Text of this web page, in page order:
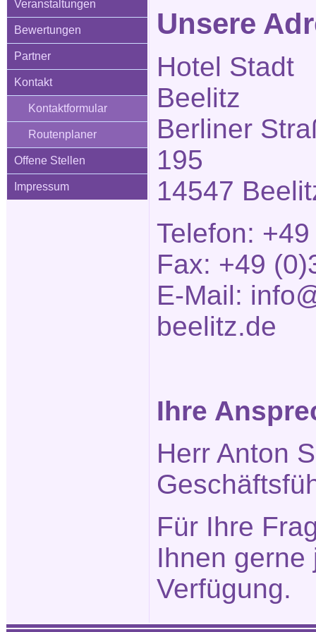
Veranstaltungen
Bewertungen
Partner
Kontakt
Kontaktformular
Routenplaner
Offene Stellen
Impressum
Unsere
Hotel Stadt
Beelitz
Berliner
195
14547
Telefon:
Fax: +49
E-Mail:
beelitz.de
Ihre
Herr Anton
Für Ihre
Ihnen gerne
Verfügung.